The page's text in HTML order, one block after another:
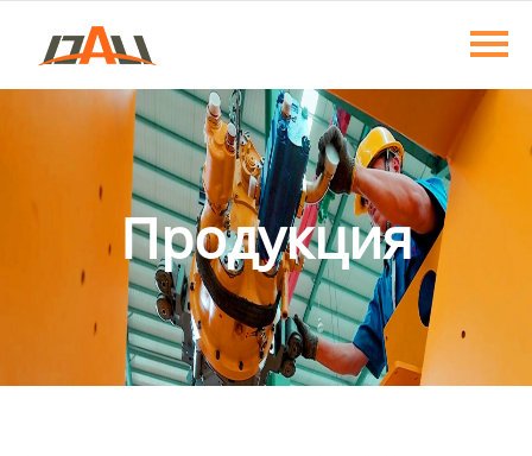
Главная
Продукция
Контакты Продукция